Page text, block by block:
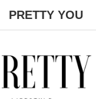
PRETTY YOU